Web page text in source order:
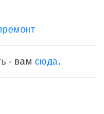
- вам сюда.